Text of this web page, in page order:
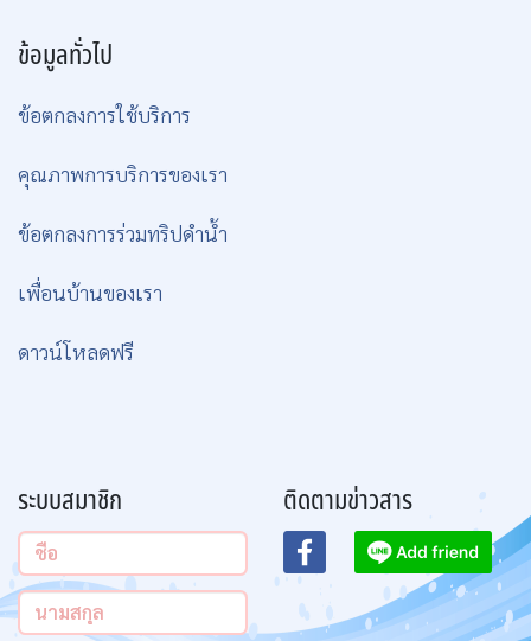
ข้อมูลทั่วไป
ข้อตกลงการใช้บริการ
คุณภาพการบริการของเรา
ข้อตกลงการร่วมทริปดำน้ำ
เพื่อนบ้านของเรา
ดาวน์โหลดฟรี
ระบบสมาชิก ติดตามข่าวสาร